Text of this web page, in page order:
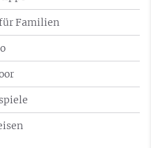
Familien